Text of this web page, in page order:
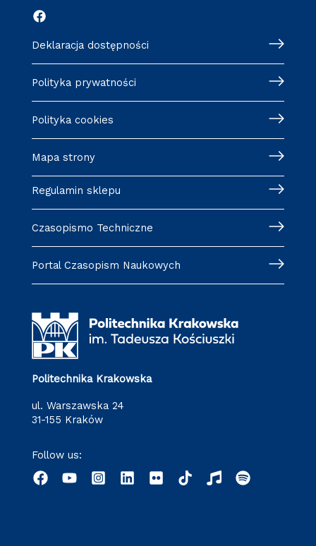
Deklaracja dostępności
Polityka prywatności
Polityka cookies
Mapa strony
Regulamin sklepu
Czasopismo Techniczne
Portal Czasopism Naukowych
Politechnika Krakowska
ul. Warszawska 24
31-155 Kraków
Follow us: